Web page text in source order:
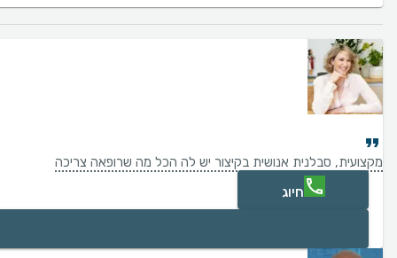
מקצועית, סבלנית אנושית בקיצור יש לה הכל מה שרופאה צריכה
חיוג